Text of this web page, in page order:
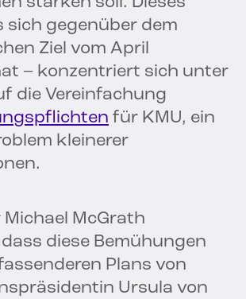
sich gegenüber dem
Ziel vom April
– konzentriert sich unter
die Vereinfachung
für KMU, ein
kleinerer
McGrath
diese Bemühungen
Plans von
Ursula von